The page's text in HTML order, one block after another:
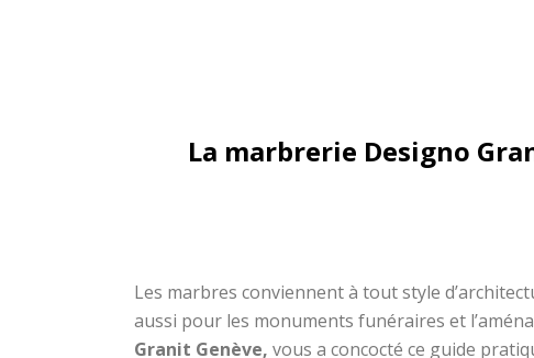
La marbrerie Designo
Les marbres conviennent à tout style
aussi pour les monuments funéraires et
Granit Genève, vous a concocté ce guide